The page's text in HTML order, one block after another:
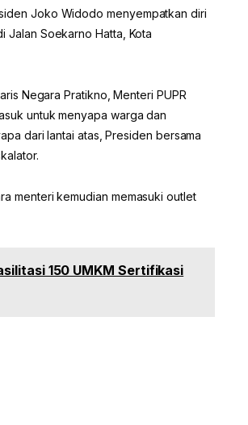
Joko Widodo menyempatkan diri
Jalan Soekarno Hatta, Kota
Negara Pratikno, Menteri PUPR
untuk menyapa warga dan
dari lantai atas, Presiden bersama
menteri kemudian memasuki outlet
150 UMKM Sertifikasi